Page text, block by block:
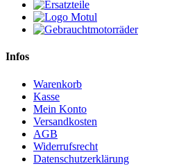
Infos
Warenkorb
Kasse
Mein Konto
Versandkosten
AGB
Widerrufsrecht
Datenschutzerklärung